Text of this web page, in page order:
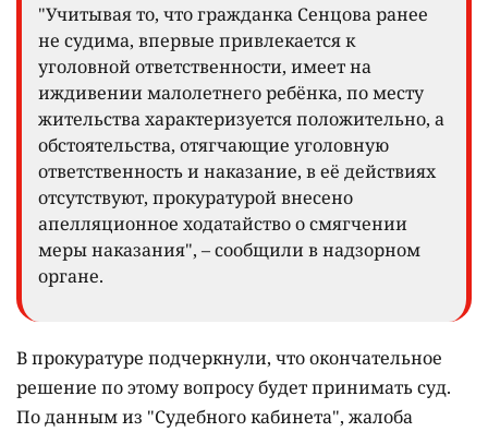
"Учитывая то, что гражданка Сенцова ранее
не судима, впервые привлекается к
уголовной ответственности, имеет на
иждивении малолетнего ребёнка, по месту
жительства характеризуется положительно, а
обстоятельства, отягчающие уголовную
ответственность и наказание, в её действиях
отсутствуют, прокуратурой внесено
апелляционное ходатайство о смягчении
меры наказания", – сообщили в надзорном
органе.
В прокуратуре подчеркнули, что окончательное
решение по этому вопросу будет принимать суд.
По данным из "Судебного кабинета", жалоба